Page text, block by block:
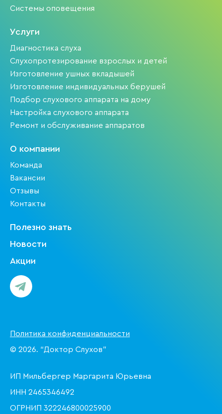
Системы оповещения
Услуги
Диагностика слуха
Слухопротезирование взрослых и детей
Изготовление ушных вкладышей
Изготовление индивидуальных берушей
Подбор слухового аппарата на дому
Настройка слухового аппарата
Ремонт и обслуживание аппаратов
О компании
Команда
Вакансии
Отзывы
Контакты
Полезно знать
Новости
Акции
Политика конфиденциальности
© 2026. “Доктор Слухов”
ИП Мильбергер Маргарита Юрьевна
ИНН 2465346492
ОГРНИП 322246800025900